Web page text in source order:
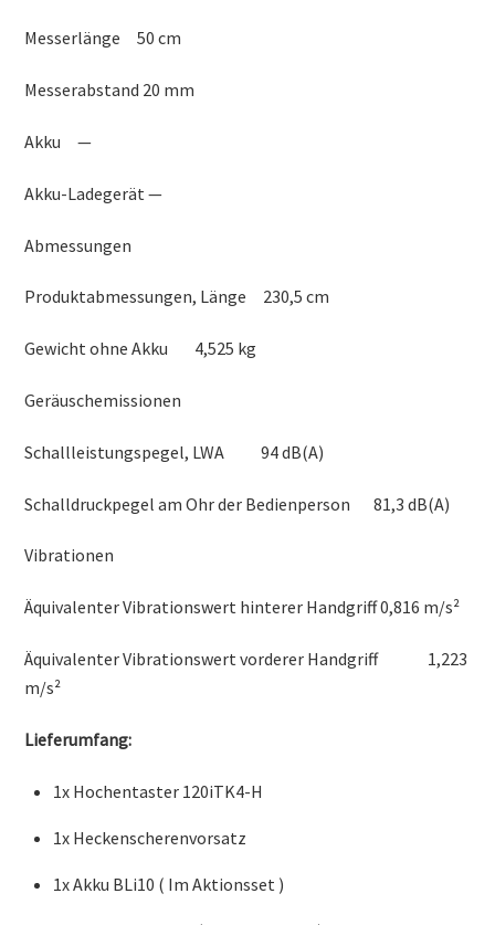
Messerlänge 50 cm
Messerabstand 20 mm
Akku —
Akku-Ladegerät —
Abmessungen
Produktabmessungen, Länge 230,5 cm
Gewicht ohne Akku 4,525 kg
Geräuschemissionen
Schallleistungspegel, LWA 94 dB(A)
Schalldruckpegel am Ohr der Bedienperson 81,3 dB(A)
Vibrationen
Äquivalenter Vibrationswert hinterer Handgriff 0,816 m/s²
Äquivalenter Vibrationswert vorderer Handgriff 1,223
m/s²
Lieferumfang:
1x Hochentaster 120iTK4-H
1x Heckenscherenvorsatz
1x Akku BLi10 ( Im Aktionsset )